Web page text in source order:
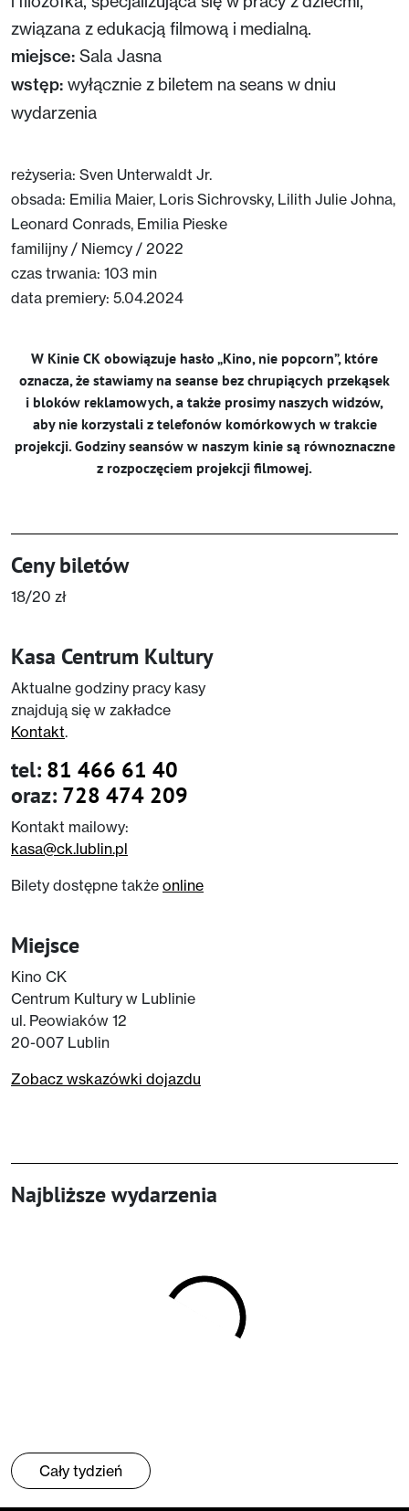
związana z edukacją filmową i medialną.
miejsce: Sala Jasna
wstęp: wyłącznie z biletem na seans w dniu
wydarzenia
reżyseria: Sven Unterwaldt Jr.
obsada: Emilia Maier, Loris Sichrovsky, Lilith Julie Johna,
Leonard Conrads, Emilia Pieske
familijny / Niemcy / 2022
czas trwania: 103 min
data premiery: 5.04.2024
W Kinie CK obowiązuje hasło „Kino, nie popcorn”, które
oznacza, że stawiamy na seanse bez chrupiących przekąsek
i bloków reklamowych, a także prosimy naszych widzów,
aby nie korzystali z telefonów komórkowych w trakcie
projekcji. Godziny seansów w naszym kinie są równoznaczne
z rozpoczęciem projekcji filmowej.
Ceny biletów
18/20 zł
Kasa Centrum Kultury
Aktualne godziny pracy kasy
znajdują się w zakładce
Kontakt.
tel: 81 466 61 40
oraz: 728 474 209
Kontakt mailowy:
kasa@ck.lublin.pl
Bilety dostępne także online
Miejsce
Kino CK
Centrum Kultury w Lublinie
ul. Peowiaków 12
20-007 Lublin
Zobacz wskazówki dojazdu
Najbliższe wydarzenia
Cały tydzień